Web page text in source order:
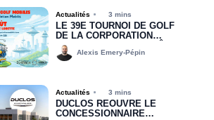
Actualités 3 mins
LE 39E TOURNOI DE GOLF
DE LA CORPORATION
MOBILIS, C’EST BIENTÔT!
Alexis Emery-Pépin
Actualités 3 mins
DUCLOS RÉOUVRE LE
CONCESSIONNAIRE